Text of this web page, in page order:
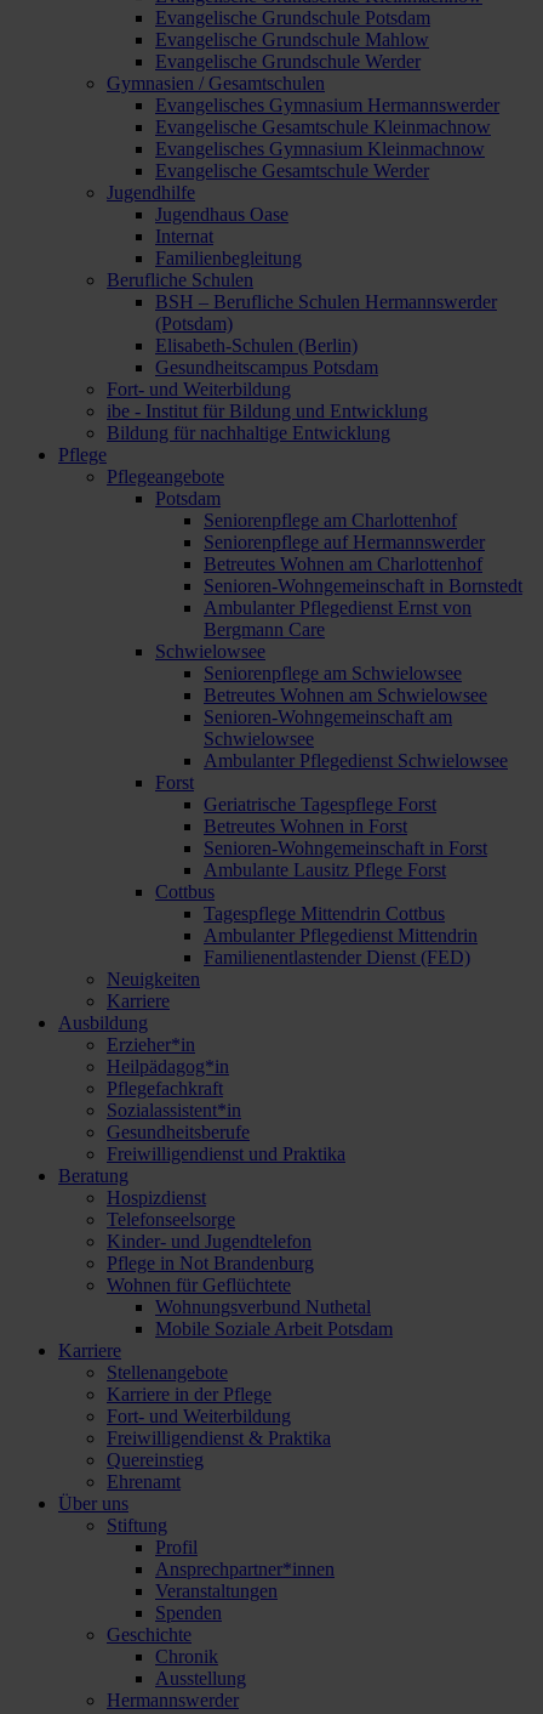
Evangelische Grundschule Potsdam
Evangelische Grundschule Mahlow
Evangelische Grundschule Werder
Gymnasien / Gesamtschulen
Evangelisches Gymnasium Hermannswerder
Evangelische Gesamtschule Kleinmachnow
Evangelisches Gymnasium Kleinmachnow
Evangelische Gesamtschule Werder
Jugendhilfe
Jugendhaus Oase
Internat
Familienbegleitung
Berufliche Schulen
BSH – Berufliche Schulen Hermannswerder
(Potsdam)
Elisabeth-Schulen (Berlin)
Gesundheitscampus Potsdam
Fort- und Weiterbildung
ibe - Institut für Bildung und Entwicklung
Bildung für nachhaltige Entwicklung
Pflege
Pflegeangebote
Potsdam
Seniorenpflege am Charlottenhof
Seniorenpflege auf Hermannswerder
Betreutes Wohnen am Charlottenhof
Senioren-Wohngemeinschaft in Bornstedt
Ambulanter Pflegedienst Ernst von
Bergmann Care
Schwielowsee
Seniorenpflege am Schwielowsee
Betreutes Wohnen am Schwielowsee
Senioren-Wohngemeinschaft am
Schwielowsee
Ambulanter Pflegedienst Schwielowsee
Forst
Geriatrische Tagespflege Forst
Betreutes Wohnen in Forst
Senioren-Wohngemeinschaft in Forst
Ambulante Lausitz Pflege Forst
Cottbus
Tagespflege Mittendrin Cottbus
Ambulanter Pflegedienst Mittendrin
Familienentlastender Dienst (FED)
Neuigkeiten
Karriere
Ausbildung
Erzieher*in
Heilpädagog*in
Pflegefachkraft
Sozialassistent*in
Gesundheitsberufe
Freiwilligendienst und Praktika
Beratung
Hospizdienst
Telefonseelsorge
Kinder- und Jugendtelefon
Pflege in Not Brandenburg
Wohnen für Geflüchtete
Wohnungsverbund Nuthetal
Mobile Soziale Arbeit Potsdam
Karriere
Stellenangebote
Karriere in der Pflege
Fort- und Weiterbildung
Freiwilligendienst & Praktika
Quereinstieg
Ehrenamt
Über uns
Stiftung
Profil
Ansprechpartner*innen
Veranstaltungen
Spenden
Geschichte
Chronik
Ausstellung
Hermannswerder